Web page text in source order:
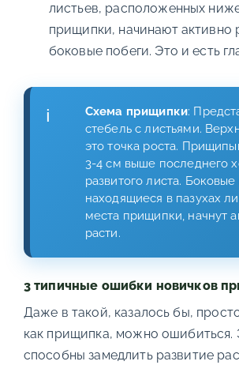
листьев, расположенных
прищипки, начинают активно
боковые побеги. Это и есть
Схема прищипки:
стебель с листьями.
это точка роста.
3-4 см выше последнего
развитого листа. Боковые
находящиеся в пазухах
места прищипки, начнут
расти.
3 типичные ошибки новичков
Даже в такой, казалось бы,
как прищипка, можно ошибиться.
способны замедлить развитие